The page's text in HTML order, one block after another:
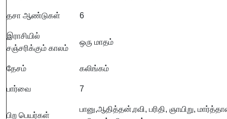
தசா ஆண்டுகள் 6
இராசியில்
சஞ்சரிக்கும் காலம்
ஒரு மாதம்
தேசம் கலிங்கம்
பார்வை 7
பிற பெயர்கள்
பானு,ஆதித்தன்,ரவி, பரிதி, ஞாயிறு,